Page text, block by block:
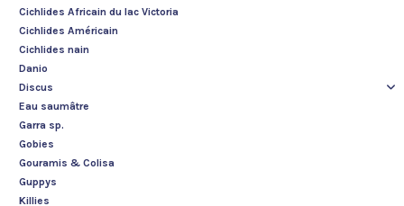
Cichlides Africain du lac Victoria
Cichlides Américain
Cichlides nain
Danio
Discus
Eau saumâtre
Garra sp.
Gobies
Gouramis & Colisa
Guppys
Killies